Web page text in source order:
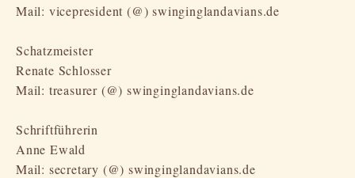
Mail: vicepresident (@) swinginglandavians.de
Schatzmeister
Renate Schlosser
Mail: treasurer (@) swinginglandavians.de
Schriftführerin
Anne Ewald
Mail: secretary (@) swinginglandavians.de